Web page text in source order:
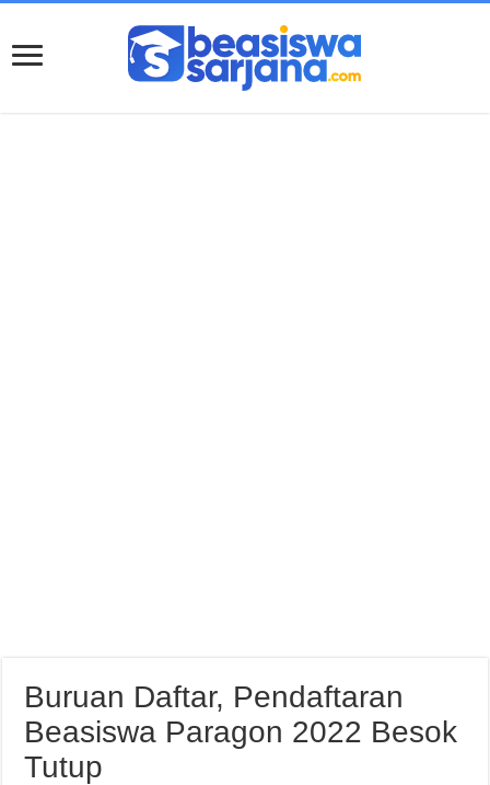
Buruan Daftar, Pendaftaran
Beasiswa Paragon 2022 Besok
Tutup